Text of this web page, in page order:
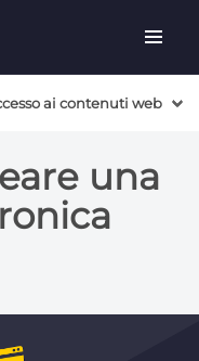
ai contenuti web
una